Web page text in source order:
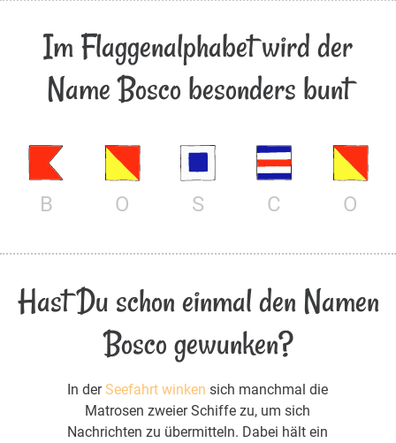
Im Flaggenalphabet wird der
Name Bosco besonders bunt
B O S C O
Hast Du schon einmal den Namen
Bosco gewunken?
In derSeefahrt winken sich manchmal die
Matrosen zweier Schiffe zu, um sich
Nachrichten zu übermitteln. Dabei hält ein